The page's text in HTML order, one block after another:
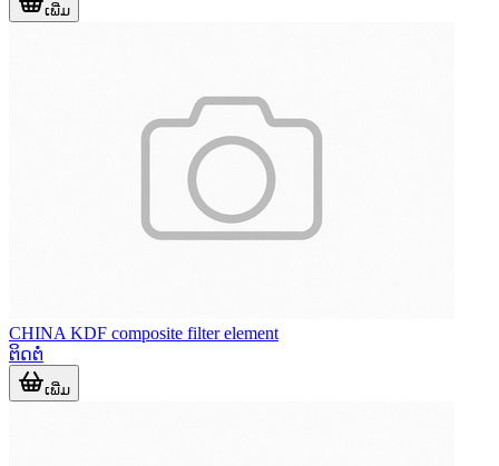
ເພີ່ມ
CHINA KDF composite filter element
ຕິດຕໍ່
ເພີ່ມ